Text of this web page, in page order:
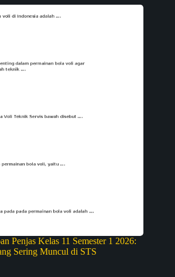
Penjas Kelas 11 Semester 1 2026:
Sering Muncul di STS